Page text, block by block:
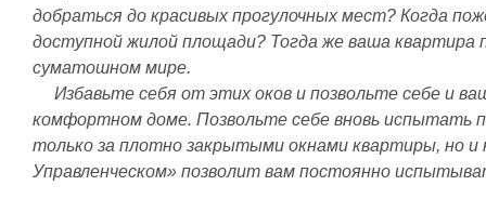
добраться до красивых прогулочных мест? Когда
доступной жилой площади? Тогда же ваша
суматошном мире.
Избавьте себя от этих оков и позвольте себе и
комфортном доме. Позвольте себе вновь
только за плотно закрытыми окнами квартиры, но
Управленческом» позволит вам постоянно